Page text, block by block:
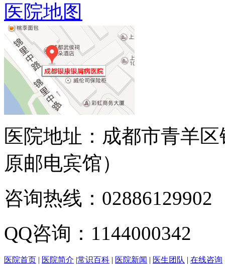
医院地图
医院地址：成都市青羊
原邮电宾馆）
咨询热线：02886129902
QQ咨询：1144000342
医院首页 | 医院简介 |常识百科 | 医院新闻 | 医生团队 | 在线咨询